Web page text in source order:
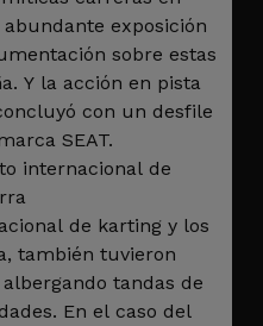
exposición
sobre estas
Y la acción en pista
con un desfile
SEAT.
internacional de
de karting y los
también tuvieron
tandas de
En el caso del